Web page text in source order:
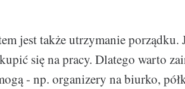
jest także utrzymanie
się na pracy. Dlatego warto
- np. organizery na biurko,